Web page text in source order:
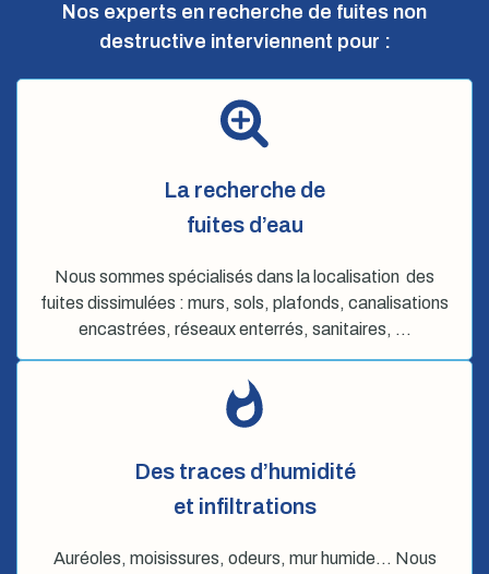
Nos experts en recherche de fuites non
destructive interviennent pour :
La recherche de
fuites d’eau
Nous sommes spécialisés dans la localisation des
fuites dissimulées : murs, sols, plafonds, canalisations
encastrées, réseaux enterrés, sanitaires, …
Des traces d’humidité
et infiltrations
Auréoles, moisissures, odeurs, mur humide… Nous